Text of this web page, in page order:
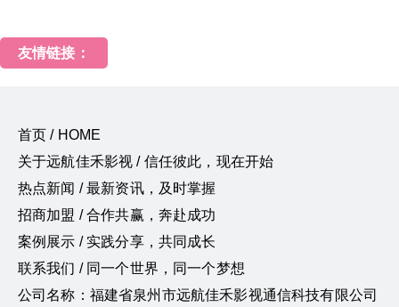
友情链接：
首页 / HOME
关于远航佳禾影视 / 信任彼此，现在开始
热点新闻 / 最新资讯，及时掌握
招商加盟 / 合作共赢，奔赴成功
案例展示 / 实践分享，共同成长
联系我们 / 同一个世界，同一个梦想
公司名称：福建省泉州市远航佳禾影视通信科技有限公司